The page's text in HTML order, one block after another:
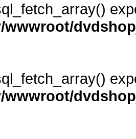
wwwroot/
wwwroot/